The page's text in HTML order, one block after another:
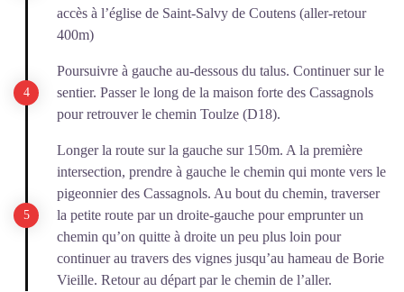
accès à l’église de Saint-Salvy de Coutens (aller-retour
400m)
Poursuivre à gauche au-dessous du talus. Continuer sur le
sentier. Passer le long de la maison forte des Cassagnols
pour retrouver le chemin Toulze (D18).
Longer la route sur la gauche sur 150m. A la première
intersection, prendre à gauche le chemin qui monte vers le
pigeonnier des Cassagnols. Au bout du chemin, traverser
la petite route par un droite-gauche pour emprunter un
chemin qu’on quitte à droite un peu plus loin pour
continuer au travers des vignes jusqu’au hameau de Borie
Vieille. Retour au départ par le chemin de l’aller.